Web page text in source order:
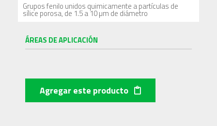
Grupos fenilo unidos quimicamente a partículas de
sílice porosa, de 1.5 a 10 µm de diámetro
ÁREAS DE APLICACIÓN
Agregar este producto